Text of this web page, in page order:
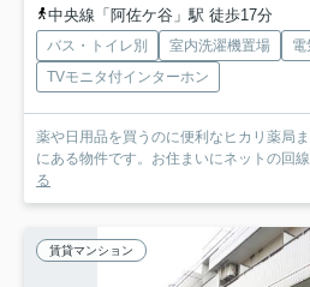
中央線「阿佐ケ谷」駅 徒歩17分
バス・トイレ別 室内洗濯機置場 電
TVモニタ付インターホン
薬や日用品を買うのに便利なヒカリ薬局
にある物件です。お住まいにネットの回
る
賃貸マンション